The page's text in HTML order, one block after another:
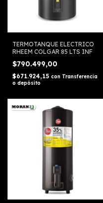
TERMOTANQUE ELECTRICO
RHEEM COLGAR 85 LTS INF
$790.499,00
$671.924,15 con Transferencia
o depósito